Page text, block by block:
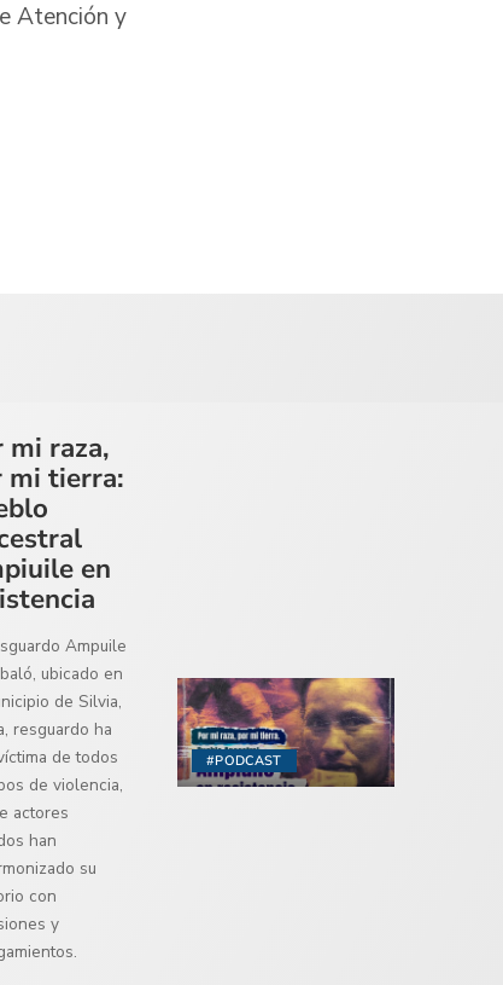
Atención y
#PODCAST
mi raza,
mi tierra:
en
Ampuile
ubicado en
de Silvia,
resguardo ha
de todos
de violencia,
actores
han
su
con
y